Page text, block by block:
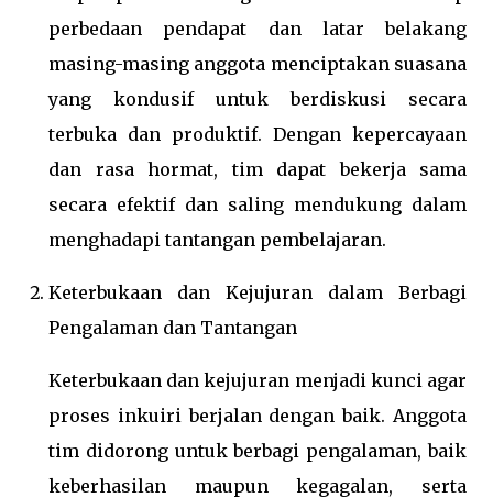
perbedaan pendapat dan latar belakang
masing-masing anggota menciptakan suasana
yang kondusif untuk berdiskusi secara
terbuka dan produktif. Dengan kepercayaan
dan rasa hormat, tim dapat bekerja sama
secara efektif dan saling mendukung dalam
menghadapi tantangan pembelajaran.
Keterbukaan dan Kejujuran dalam Berbagi
Pengalaman dan Tantangan
Keterbukaan dan kejujuran menjadi kunci agar
proses inkuiri berjalan dengan baik. Anggota
tim didorong untuk berbagi pengalaman, baik
keberhasilan maupun kegagalan, serta